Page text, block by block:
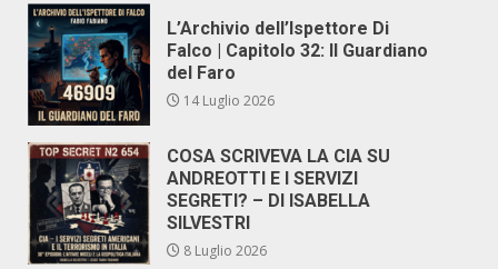
L’Archivio dell’Ispettore Di
Falco | Capitolo 32: Il Guardiano
del Faro
14 Luglio 2026
COSA SCRIVEVA LA CIA SU
ANDREOTTI E I SERVIZI
SEGRETI? – DI ISABELLA
SILVESTRI
8 Luglio 2026